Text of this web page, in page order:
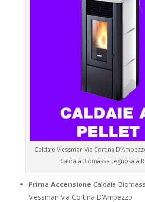
Caldaie Viessman Via Cortina
Caldaia Biomassa Legnosa a
Prima Accensione Caldaia
Viessman Via Cortina D’Ampezzo